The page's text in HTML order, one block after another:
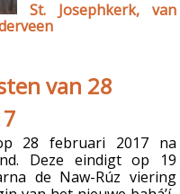
St. Josephkerk, van
van 28
28 februari 2017 na
Deze eindigt op 19
de Naw-Rúz viering